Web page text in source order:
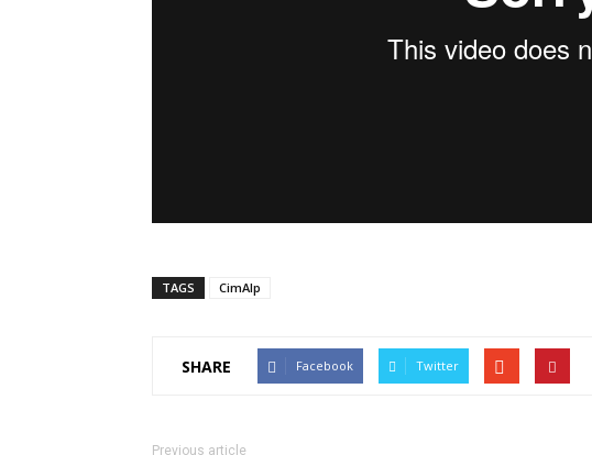
TAGS CimAlp
SHARE Facebook Twitter
Previous article